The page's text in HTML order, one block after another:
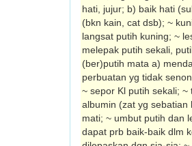
hati, jujur; b) baik hati
(bkn kain, cat dsb); ~
langsat putih kuning; ~
melepak putih sekali,
(ber)putih mata a)
perbuatan yg tidak
~ sepor Kl putih sekali;
albumin (zat yg sebatian
mati; ~ umbut putih dan
dapat prb baik-baik dlm